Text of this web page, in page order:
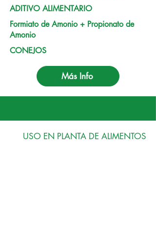
ADITIVO ALIMENTARIO
Formiato de Amonio + Propionato de
Amonio
CONEJOS
Más Info
USO EN PLANTA DE ALIMENTOS